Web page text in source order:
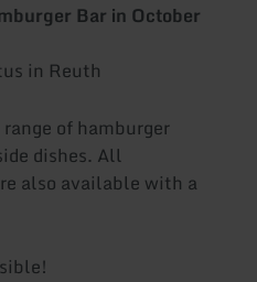
Bar in October
in Reuth
of hamburger
dishes. All
also available with a